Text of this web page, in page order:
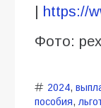
https://
Фото:
2024,
пособия,